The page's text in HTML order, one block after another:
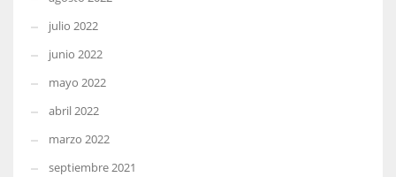
julio 2022
junio 2022
mayo 2022
abril 2022
marzo 2022
septiembre 2021